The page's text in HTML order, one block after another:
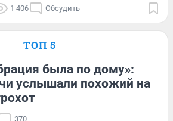
1 406 Обсудить
ТОП 5
была по дому»:
услышали похожий на
370